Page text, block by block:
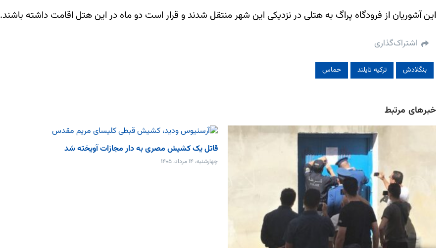
این آشوریان از فرودگاه پراگ به هتلی در نزدیکی این شهر منتقل شدند و قرار است دو ماه در این هتل اقامت داشته باشند.
اشتراک‌گذاری
بنگلادش ترکیه تایلند حماس
خبرهای مرتبط
قاتل یک کشیش مصری به دار مجازات آویخته شد
چهارشنبه، ۱۴ مرداد، ۱۴۰۵